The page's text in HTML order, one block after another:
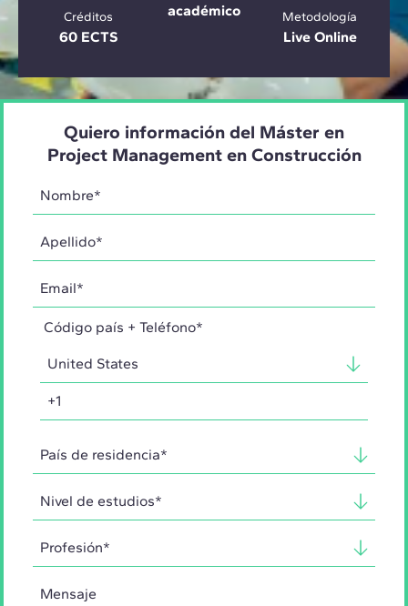
académico
Créditos
60 ECTS
Metodología
Live Online
Quiero información del Máster en
Project Management en Construcción
Código país + Teléfono*